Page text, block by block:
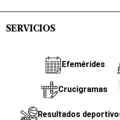
SERVICIOS
Efemérides
Crucigramas
Resultados